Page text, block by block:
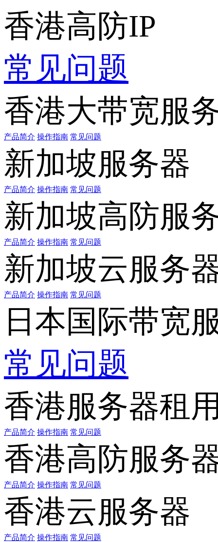
香港高防IP
常见问题
香港大带宽服
产品简介 操作指南 常见问题
新加坡服务器
产品简介 操作指南 常见问题
新加坡高防服
产品简介 操作指南 常见问题
新加坡云服务
产品简介 操作指南 常见问题
日本国际带宽
常见问题
香港服务器租
产品简介 操作指南 常见问题
香港高防服务
产品简介 操作指南 常见问题
香港云服务器
产品简介 操作指南 常见问题